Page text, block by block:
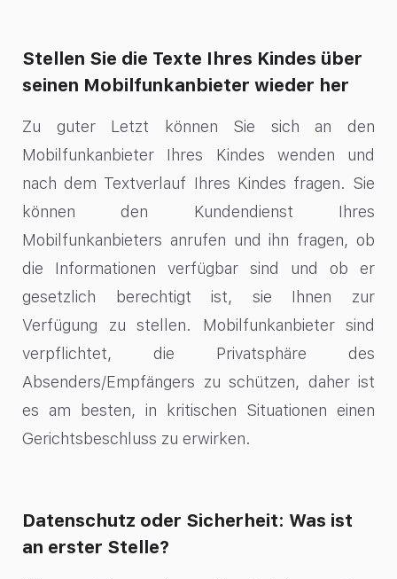
Stellen Sie die Texte Ihres Kindes über
seinen Mobilfunkanbieter wieder her
Zu guter Letzt können Sie sich an den
Mobilfunkanbieter Ihres Kindes wenden und
nach dem Textverlauf Ihres Kindes fragen. Sie
können den Kundendienst Ihres
Mobilfunkanbieters anrufen und ihn fragen, ob
die Informationen verfügbar sind und ob er
gesetzlich berechtigt ist, sie Ihnen zur
Verfügung zu stellen. Mobilfunkanbieter sind
verpflichtet, die Privatsphäre des
Absenders/Empfängers zu schützen, daher ist
es am besten, in kritischen Situationen einen
Gerichtsbeschluss zu erwirken.
Datenschutz oder Sicherheit: Was ist
an erster Stelle?